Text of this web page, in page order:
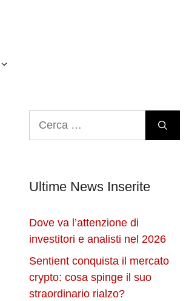
Ultime News Inserite
Dove va l’attenzione di
investitori e analisti nel 2026
Sentient conquista il mercato
crypto: cosa spinge il suo
straordinario rialzo?